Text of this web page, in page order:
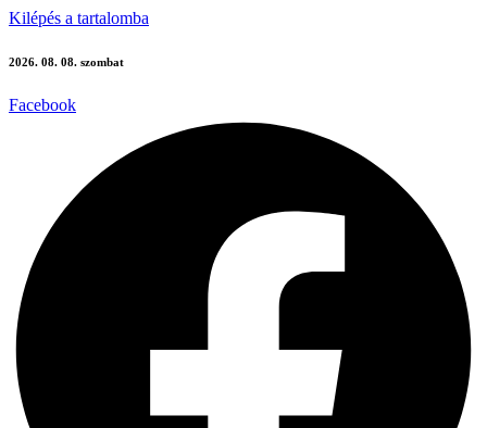
Kilépés a tartalomba
2026. 08. 08. szombat
Facebook